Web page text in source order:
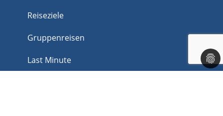
Reiseziele
Gruppenreisen
Last Minute